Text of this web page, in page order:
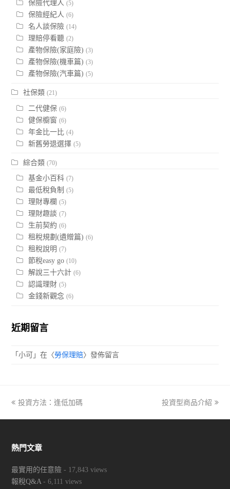
保險代理人 (5)
保險經紀人 (6)
名人談保險 (14)
理賠停看聽 (2)
產物保險(家庭險) (3)
產物保險(機車篇) (3)
產物保險(汽車篇) (5)
社保類 (21)
二代健保 (6)
健保櫥窗 (6)
年金比一比 (4)
新舊勞退選擇 (5)
綜合類 (70)
基金小百科 (7)
最低稅負制 (5)
理財專欄 (5)
理財趣談 (7)
生前契約 (6)
租稅規劃(遺贈篇) (6)
租稅說明 (7)
節稅easy go (10)
解說三十六計 (6)
認識理財 (5)
金錢新觀念 (6)
近期留言
「小可 」在〈勞保理賠〉發佈留言
previous
投資方法：逢低加碼
next
投資型商品介紹
熱門文章
最實用的任意險 - 17,843 views
報稅Q&A- 6,111 views